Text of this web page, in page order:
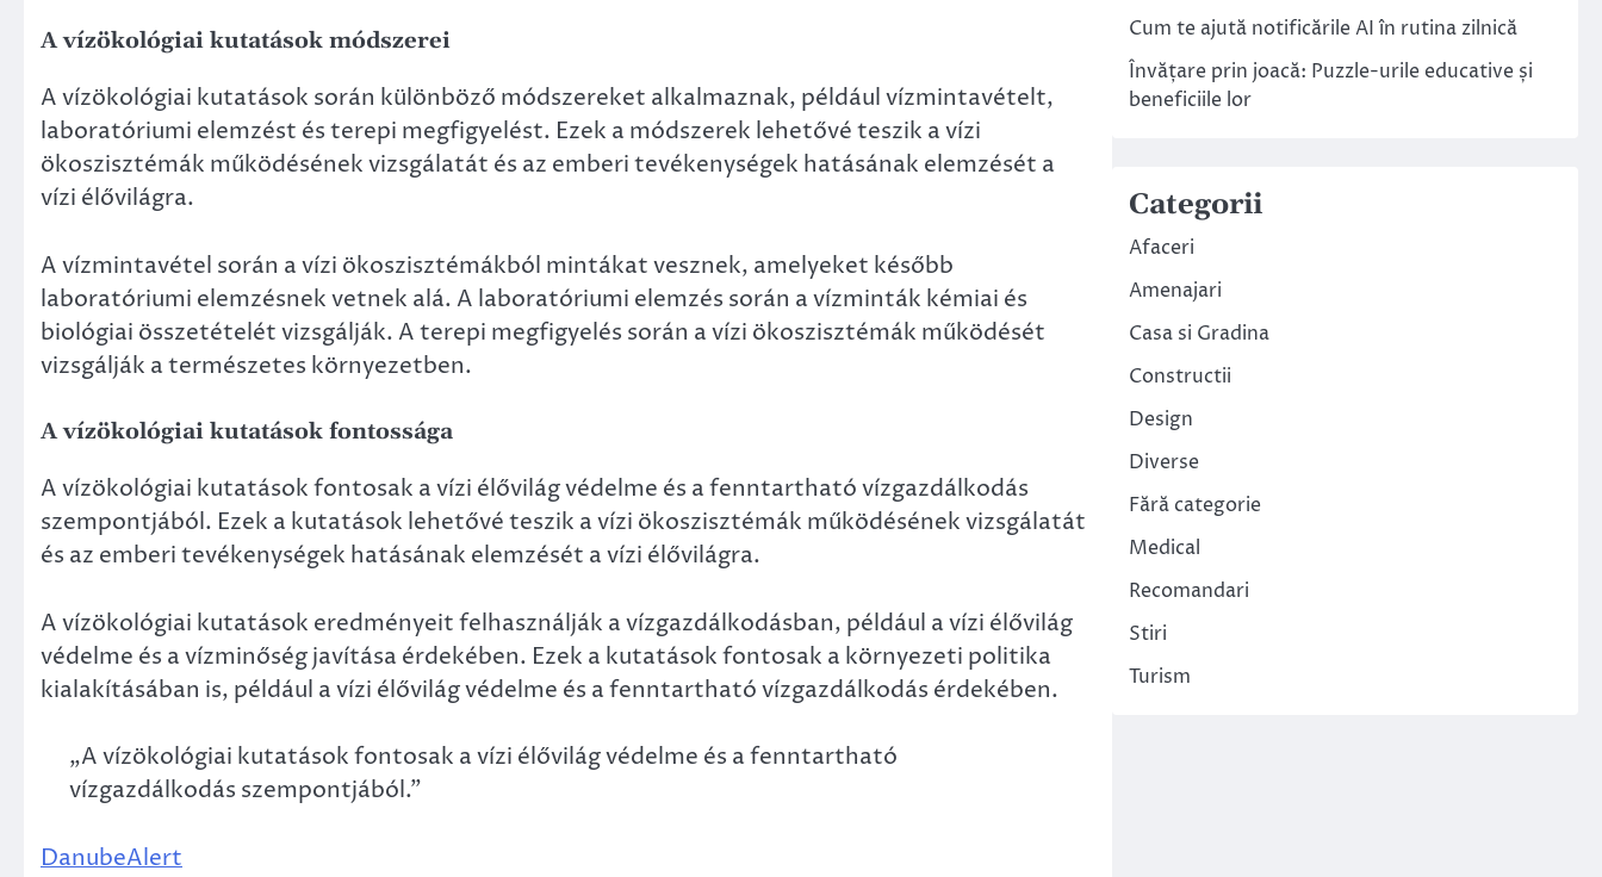
A vízökológiai kutatások módszerei
A vízökológiai kutatások során különböző módszereket alkalmaznak, például vízmintavételt,
laboratóriumi elemzést és terepi megfigyelést. Ezek a módszerek lehetővé teszik a vízi
ökoszisztémák működésének vizsgálatát és az emberi tevékenységek hatásának elemzését a
vízi élővilágra.
A vízmintavétel során a vízi ökoszisztémákból mintákat vesznek, amelyeket később
laboratóriumi elemzésnek vetnek alá. A laboratóriumi elemzés során a vízminták kémiai és
biológiai összetételét vizsgálják. A terepi megfigyelés során a vízi ökoszisztémák működését
vizsgálják a természetes környezetben.
A vízökológiai kutatások fontossága
A vízökológiai kutatások fontosak a vízi élővilág védelme és a fenntartható vízgazdálkodás
szempontjából. Ezek a kutatások lehetővé teszik a vízi ökoszisztémák működésének vizsgálatát
és az emberi tevékenységek hatásának elemzését a vízi élővilágra.
A vízökológiai kutatások eredményeit felhasználják a vízgazdálkodásban, például a vízi élővilág
védelme és a vízminőség javítása érdekében. Ezek a kutatások fontosak a környezeti politika
kialakításában is, például a vízi élővilág védelme és a fenntartható vízgazdálkodás érdekében.
„A vízökológiai kutatások fontosak a vízi élővilág védelme és a fenntartható
vízgazdálkodás szempontjából.”
DanubeAlert
Cum te ajută notificările AI în rutina zilnică
Învățare prin joacă: Puzzle-urile educative și
beneficiile lor
Categorii
Afaceri
Amenajari
Casa si Gradina
Constructii
Design
Diverse
Fără categorie
Medical
Recomandari
Stiri
Turism